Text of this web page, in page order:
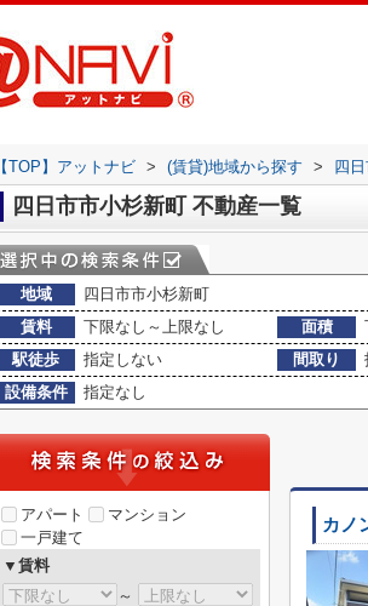
【TOP】アットナビ > (賃貸)地域から探す > 四
四日市市小杉新町 不動産一覧
地域
四日市市小杉新町
賃料
下限なし～上限なし 面積
駅徒歩
指定しない 間取り
設備条件
指定なし
カノ
アパート
マンション
一戸建て
▼賃料
～